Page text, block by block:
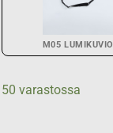
M05 LUMIKUVIO
50 varastossa